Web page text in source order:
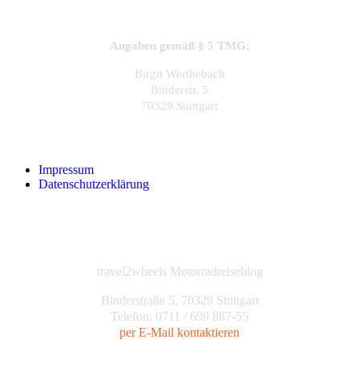
Angaben gemäß § 5 TMG:
Birgit Werthebach
Binderstr. 5
70329 Stuttgart
Impressum
Datenschutzerklärung
travel2wheels Motorradreiseblog
Binderstraße 5, 70329 Stuttgart
Telefon: 0711 / 699 887-55
per E-Mail kontaktieren